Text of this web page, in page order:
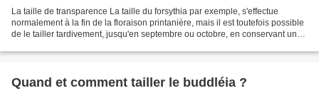
La taille de transparence La taille du forsythia par exemple, s'effectue
normalement à la fin de la floraison printanière, mais il est toutefois possible
de le tailler tardivement, jusqu'en septembre ou octobre, en conservant une
Quand et comment tailler le buddléia ?